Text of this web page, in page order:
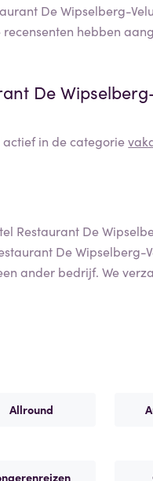
De Wipselberg-
recensenten hebben
De
actief in de categorie
Restaurant De
De Wipselberg-
ander bedrijf. We
Allround